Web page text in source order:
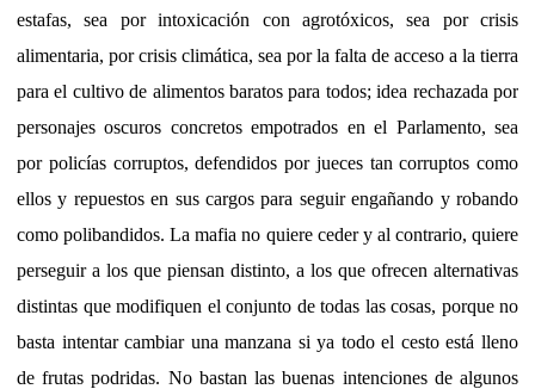
estafas, sea por intoxicación con agrotóxicos, sea por crisis
alimentaria, por crisis climática, sea por la falta de acceso a la tierra
para el cultivo de alimentos baratos para todos; idea rechazada por
personajes oscuros concretos empotrados en el Parlamento, sea
por policías corruptos, defendidos por jueces tan corruptos como
ellos y repuestos en sus cargos para seguir engañando y robando
como polibandidos. La mafia no quiere ceder y al contrario, quiere
perseguir a los que piensan distinto, a los que ofrecen alternativas
distintas que modifiquen el conjunto de todas las cosas, porque no
basta intentar cambiar una manzana si ya todo el cesto está lleno
de frutas podridas. No bastan las buenas intenciones de algunos